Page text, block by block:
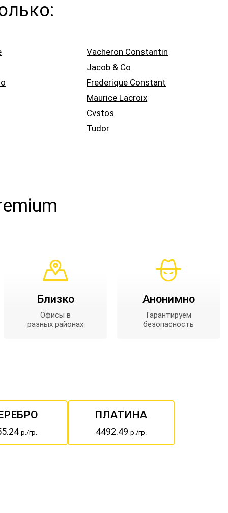
Vacheron Constantin
Jacob & Co
Frederique Constant
Maurice Lacroix
Cvstos
Tudor
Близко
Офисы в
разных районах
Анонимно
Гарантируем
безопасность
р./гр.
ПЛАТИНА
4492.49 р./гр.